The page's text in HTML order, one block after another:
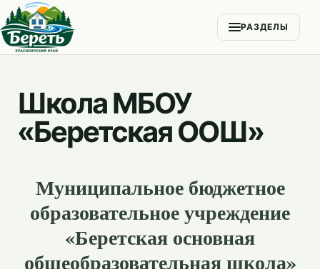
РАЗДЕЛЫ
Школа МБОУ
«Беретская ООШ»
Муниципальное бюджетное
образовательное учреждение
«Беретская основная
общеобразовательная школа»